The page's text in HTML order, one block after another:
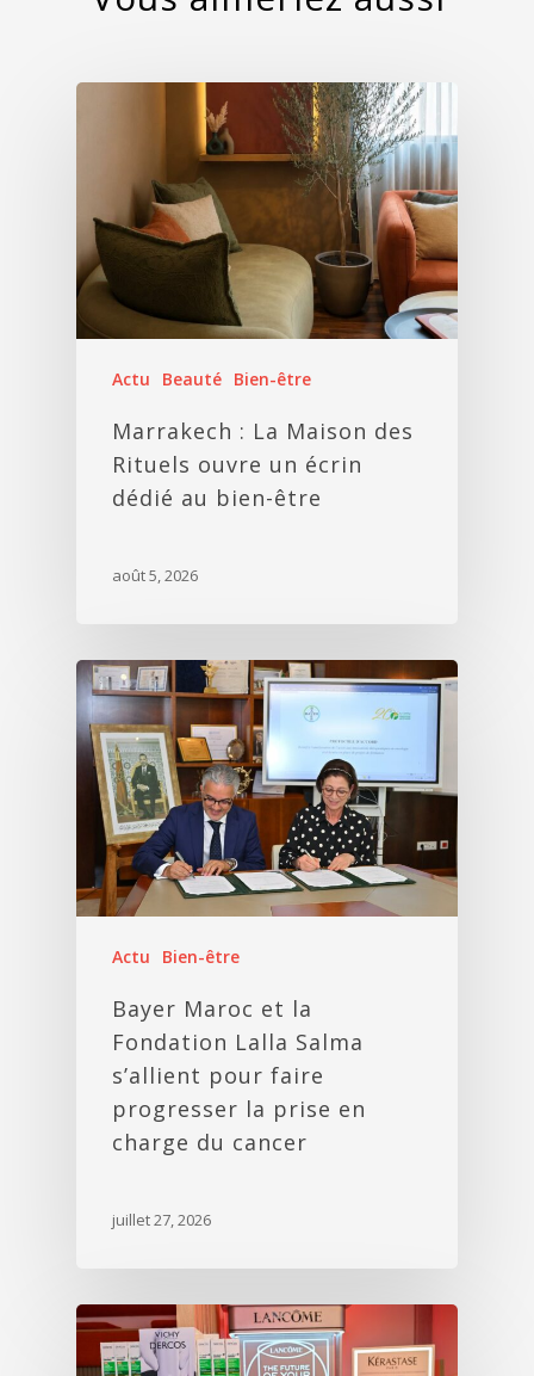
Actu Beauté Bien-être
Marrakech : La Maison des
Rituels ouvre un écrin
dédié au bien-être
août 5, 2026
Actu Bien-être
Bayer Maroc et la
Fondation Lalla Salma
s’allient pour faire
progresser la prise en
charge du cancer
juillet 27, 2026